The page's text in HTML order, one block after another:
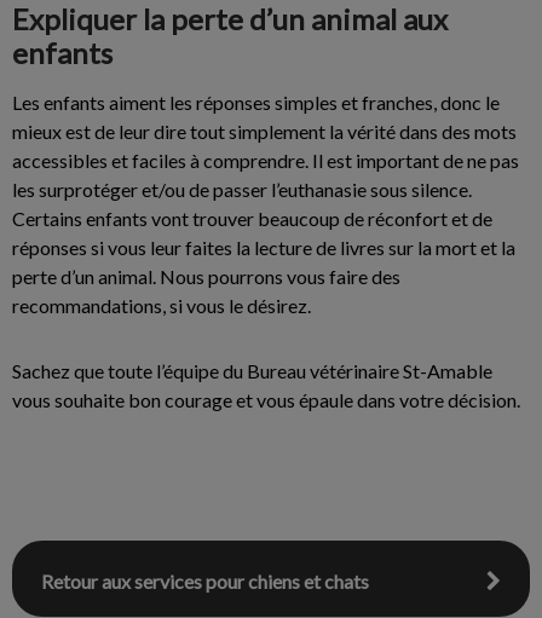
Expliquer la perte d’un animal aux
enfants
Les enfants aiment les réponses simples et franches, donc le
mieux est de leur dire tout simplement la vérité dans des mots
accessibles et faciles à comprendre. Il est important de ne pas
les surprotéger et/ou de passer l’euthanasie sous silence.
Certains enfants vont trouver beaucoup de réconfort et de
réponses si vous leur faites la lecture de livres sur la mort et la
perte d’un animal. Nous pourrons vous faire des
recommandations, si vous le désirez.
Sachez que toute l’équipe du Bureau vétérinaire St-Amable
vous souhaite bon courage et vous épaule dans votre décision.
Retour aux services pour chiens et chats